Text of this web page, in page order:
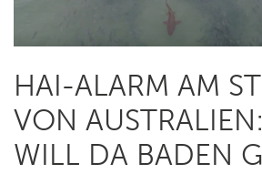
HAI-ALARM AM
VON
WILL DA BADEN